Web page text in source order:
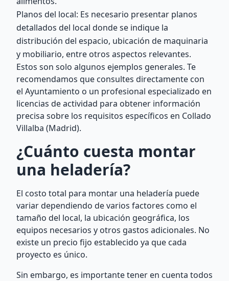
Planos del local: Es necesario presentar planos
detallados del local donde se indique la
distribución del espacio, ubicación de maquinaria
y mobiliario, entre otros aspectos relevantes.
Estos son solo algunos ejemplos generales. Te
recomendamos que consultes directamente con
el Ayuntamiento o un profesional especializado en
licencias de actividad para obtener información
precisa sobre los requisitos específicos en Collado
Villalba (Madrid).
¿Cuánto cuesta montar
una heladería?
El costo total para montar una heladería puede
variar dependiendo de varios factores como el
tamaño del local, la ubicación geográfica, los
equipos necesarios y otros gastos adicionales. No
existe un precio fijo establecido ya que cada
proyecto es único.
Sin embargo, es importante tener en cuenta todos